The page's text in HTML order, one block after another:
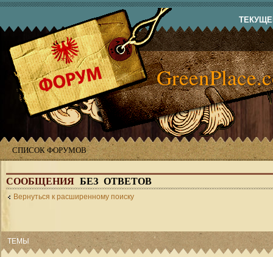
СПИСОК ФОРУМОВ
СООБЩЕНИЯ БЕЗ ОТВЕТОВ
Вернуться к расширенному поиску
ТЕМЫ